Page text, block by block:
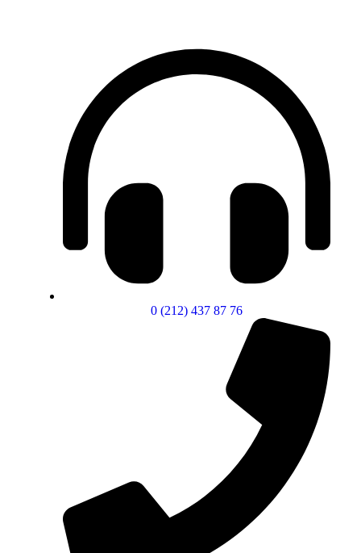
0 (212) 437 87 76